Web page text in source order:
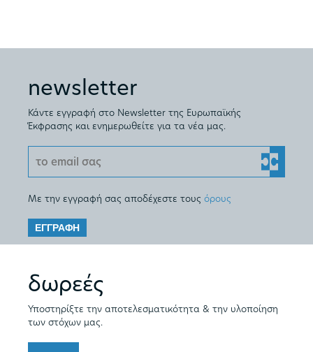
newsletter
Κάντε εγγραφή στο Newsletter της Ευρωπαϊκής
Έκφρασης και ενημερωθείτε για τα νέα μας.
Με την εγγραφή σας αποδέχεστε τους όρους
ΕΓΓΡΑΦΗ
δωρεές
Υποστηρίξτε την αποτελεσματικότητα & την υλοποίηση
των στόχων μας.